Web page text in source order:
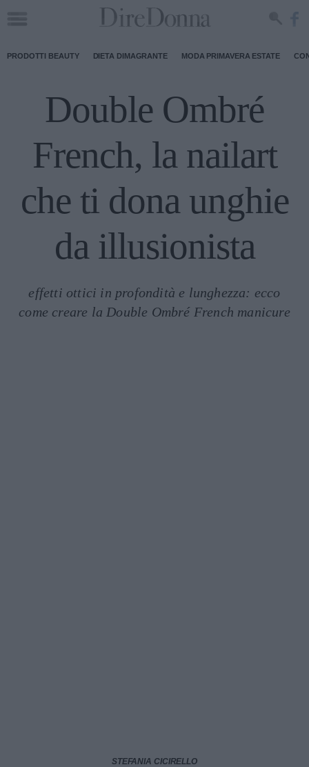
PRODOTTI BEAUTY DIETA DIMAGRANTE MODA PRIMAVERA ESTATE
Double Ombré
French, la nailart
che ti dona unghie
da illusionista
effetti ottici in profondità e lunghezza: ecco
come creare la Double Ombré French manicure
STEFANIA CICIRELLO